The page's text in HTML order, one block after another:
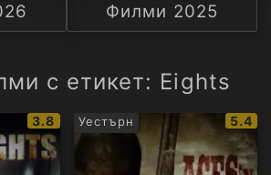
А
Филми 2025
с етикет: Eights
IMDb
рейтинг:
3.8 Уестърн
IMDb
5.4